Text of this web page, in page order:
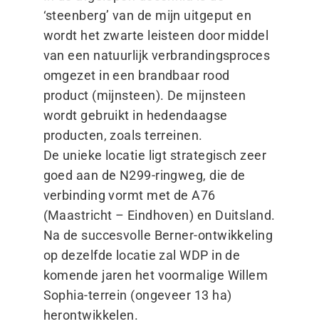
‘steenberg’ van de mijn uitgeput en
wordt het zwarte leisteen door middel
van een natuurlijk verbrandingsproces
omgezet in een brandbaar rood
product (mijnsteen). De mijnsteen
wordt gebruikt in hedendaagse
producten, zoals terreinen.
De unieke locatie ligt strategisch zeer
goed aan de N299-ringweg, die de
verbinding vormt met de A76
(Maastricht – Eindhoven) en Duitsland.
Na de succesvolle Berner-ontwikkeling
op dezelfde locatie zal WDP in de
komende jaren het voormalige Willem
Sophia-terrein (ongeveer 13 ha)
herontwikkelen.